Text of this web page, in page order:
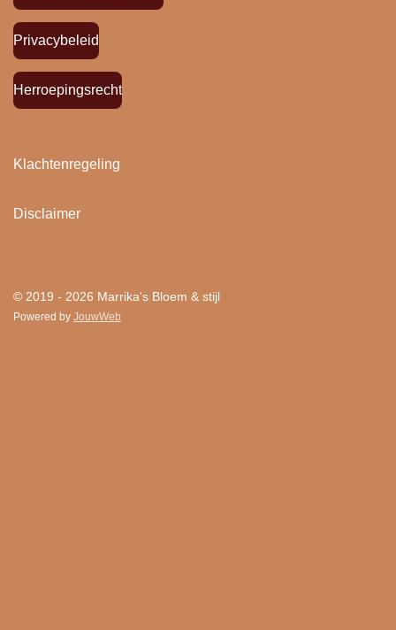
Privacybeleid
Herroepingsrecht
Klachtenregeling
Disclaimer
© 2019 - 2026 Marrika's Bloem & stijl
Powered by JouwWeb